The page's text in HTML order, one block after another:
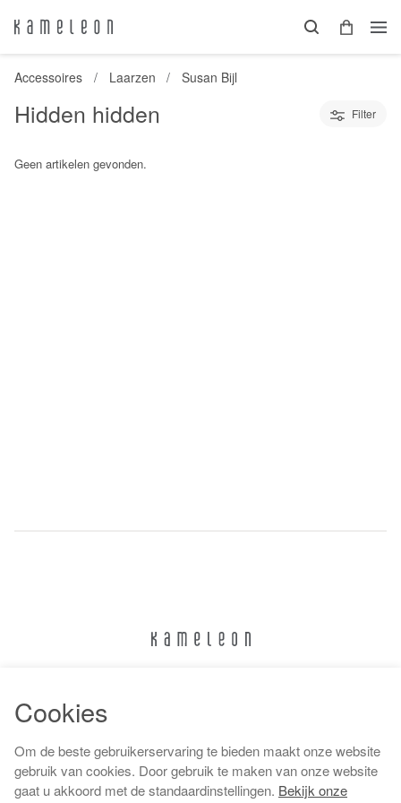
Accessoires Laarzen Susan Bijl
Hidden hidden Filter
Geen artikelen gevonden.
Algemene voorwaarden
Cookies
Om de beste gebruikerservaring te bieden maakt onze website
gebruik van cookies. Door gebruik te maken van onze website
gaat u akkoord met de standaardinstellingen. Bekijk onze